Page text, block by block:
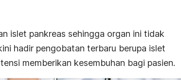
islet pankreas sehingga organ ini tidak
hadir pengobatan terbaru berupa islet
memberikan kesembuhan bagi pasien.